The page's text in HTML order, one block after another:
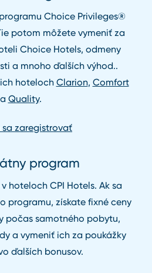
Choice Privileges®
potom môžete vymeniť za
Choice Hotels, odmeny
a mnoho ďalších výhod..
hoteloch Clarion, Comfort
a Quality.
sa zaregistrovať
program
hoteloch CPI Hotels. Ak sa
programu, získate fixné ceny
počas samotného pobytu,
a vymeniť ich za poukážky
ďalších bonusov.